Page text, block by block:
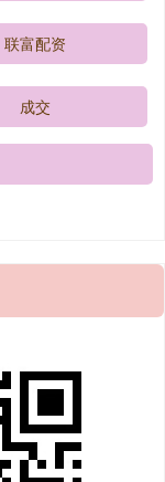
联富配资
成交